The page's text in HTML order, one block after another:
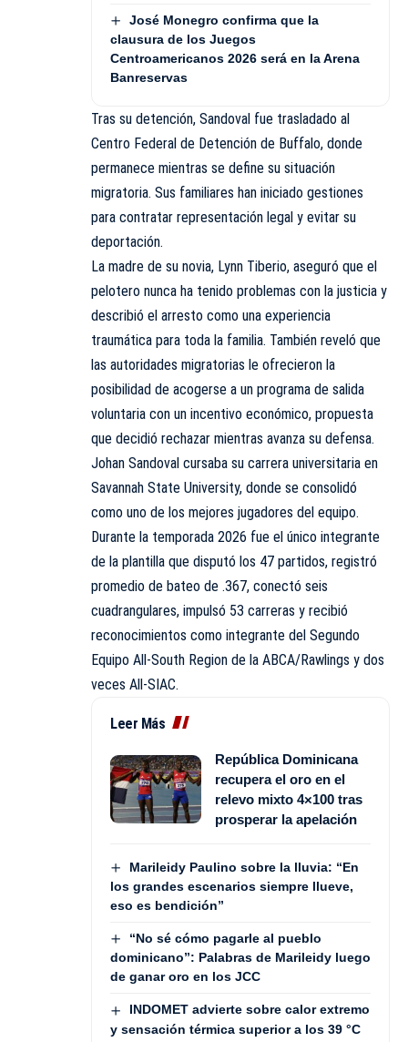
José Monegro confirma que la
clausura de los Juegos
Centroamericanos 2026 será en la Arena
Banreservas
Tras su detención, Sandoval fue trasladado al
Centro Federal de Detención de Buffalo, donde
permanece mientras se define su situación
migratoria. Sus familiares han iniciado gestiones
para contratar representación legal y evitar su
deportación.
La madre de su novia, Lynn Tiberio, aseguró que el
pelotero nunca ha tenido problemas con la justicia y
describió el arresto como una experiencia
traumática para toda la familia. También reveló que
las autoridades migratorias le ofrecieron la
posibilidad de acogerse a un programa de salida
voluntaria con un incentivo económico, propuesta
que decidió rechazar mientras avanza su defensa.
Johan Sandoval cursaba su carrera universitaria en
Savannah State University, donde se consolidó
como uno de los mejores jugadores del equipo.
Durante la temporada 2026 fue el único integrante
de la plantilla que disputó los 47 partidos, registró
promedio de bateo de .367, conectó seis
cuadrangulares, impulsó 53 carreras y recibió
reconocimientos como integrante del Segundo
Equipo All-South Region de la ABCA/Rawlings y dos
veces All-SIAC.
Leer Más
República Dominicana
recupera el oro en el
relevo mixto 4×100 tras
prosperar la apelación
Marileidy Paulino sobre la lluvia: “En
los grandes escenarios siempre llueve,
eso es bendición”
“No sé cómo pagarle al pueblo
dominicano”: Palabras de Marileidy luego
de ganar oro en los JCC
INDOMET advierte sobre calor extremo
y sensación térmica superior a los 39 °C